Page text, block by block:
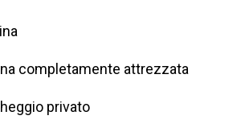
completamente attrezzata
privato